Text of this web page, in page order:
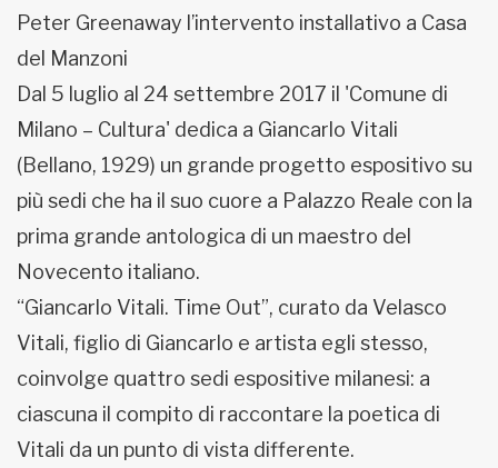
Peter Greenaway l’intervento installativo a Casa
del Manzoni
Dal 5 luglio al 24 settembre 2017 il 'Comune di
Milano – Cultura' dedica a Giancarlo Vitali
(Bellano, 1929) un grande progetto espositivo su
più sedi che ha il suo cuore a Palazzo Reale con la
prima grande antologica di un maestro del
Novecento italiano.
“Giancarlo Vitali. Time Out”, curato da Velasco
Vitali, figlio di Giancarlo e artista egli stesso,
coinvolge quattro sedi espositive milanesi: a
ciascuna il compito di raccontare la poetica di
Vitali da un punto di vista differente.